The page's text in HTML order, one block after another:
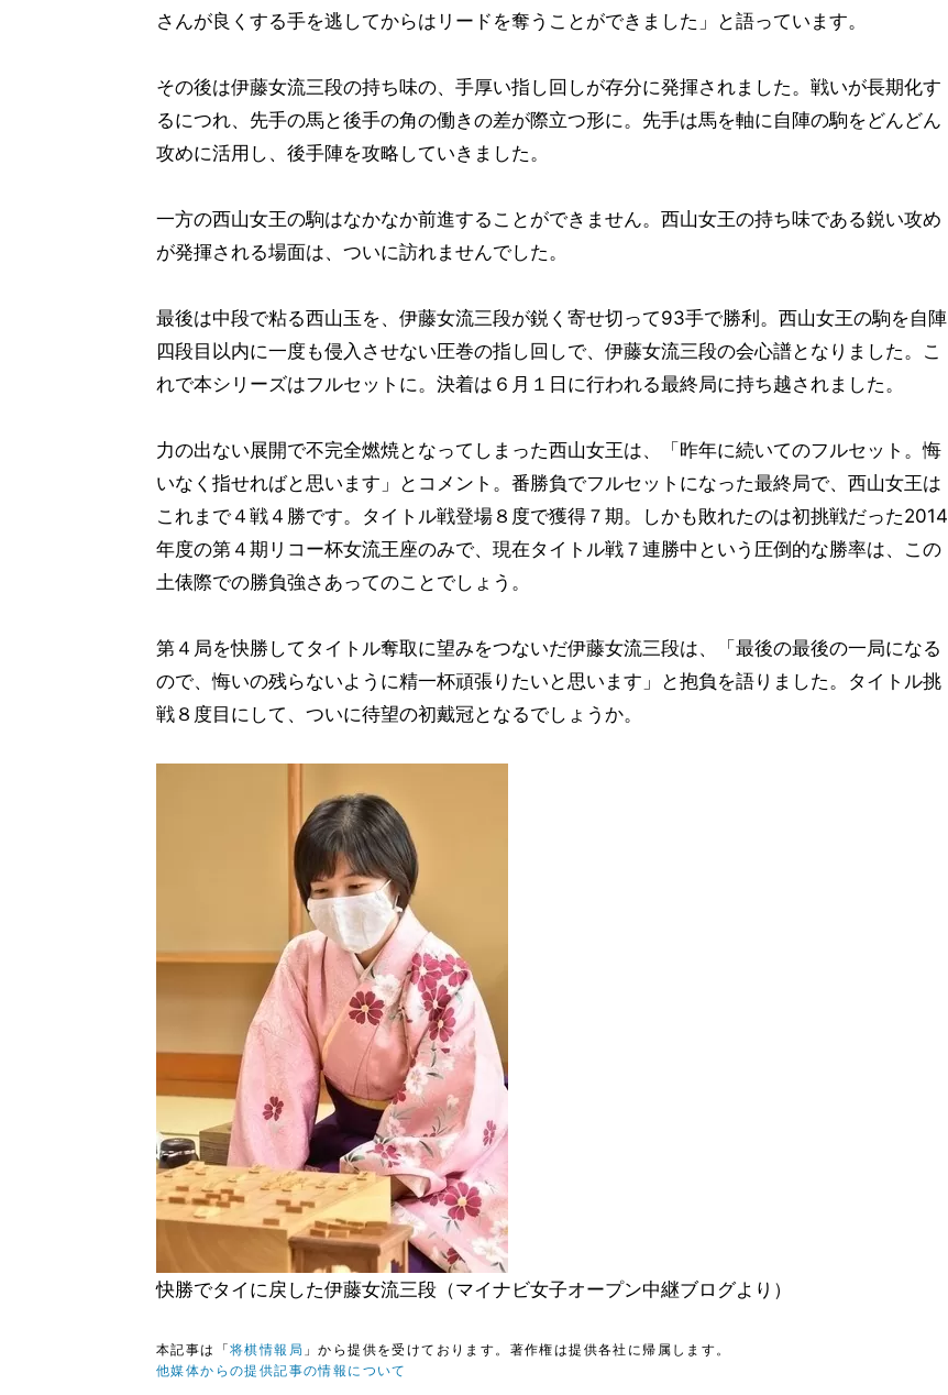
さんが良くする手を逃してからはリードを奪うことができました」と語っています。
その後は伊藤女流三段の持ち味の、手厚い指し回しが存分に発揮されました。戦いが長期化す
るにつれ、先手の馬と後手の角の働きの差が際立つ形に。先手は馬を軸に自陣の駒をどんどん
攻めに活用し、後手陣を攻略していきました。
一方の西山女王の駒はなかなか前進することができません。西山女王の持ち味である鋭い攻め
が発揮される場面は、ついに訪れませんでした。
最後は中段で粘る西山玉を、伊藤女流三段が鋭く寄せ切って93手で勝利。西山女王の駒を自陣
四段目以内に一度も侵入させない圧巻の指し回しで、伊藤女流三段の会心譜となりました。こ
れで本シリーズはフルセットに。決着は６月１日に行われる最終局に持ち越されました。
力の出ない展開で不完全燃焼となってしまった西山女王は、「昨年に続いてのフルセット。悔
いなく指せればと思います」とコメント。番勝負でフルセットになった最終局で、西山女王は
これまで４戦４勝です。タイトル戦登場８度で獲得７期。しかも敗れたのは初挑戦だった2014
年度の第４期リコー杯女流王座のみで、現在タイトル戦７連勝中という圧倒的な勝率は、この
土俵際での勝負強さあってのことでしょう。
第４局を快勝してタイトル奪取に望みをつないだ伊藤女流三段は、「最後の最後の一局になる
ので、悔いの残らないように精一杯頑張りたいと思います」と抱負を語りました。タイトル挑
戦８度目にして、ついに待望の初戴冠となるでしょうか。
快勝でタイに戻した伊藤女流三段（マイナビ女子オープン中継ブログより）
本記事は「将棋情報局 」から提供を受けております。著作権は提供各社に帰属します。
他媒体からの提供記事の情報について